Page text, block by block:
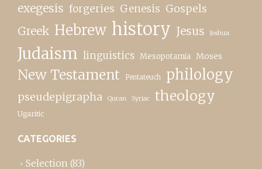
exegesis forgeries Genesis Gospels
Greek Hebrew history Jesus Joshua
Judaism linguistics Mesopotamia Moses
New Testament Pentateuch philology
pseudepigrapha Quran Syriac theology
Ugaritic
CATEGORIES
Selection (83)